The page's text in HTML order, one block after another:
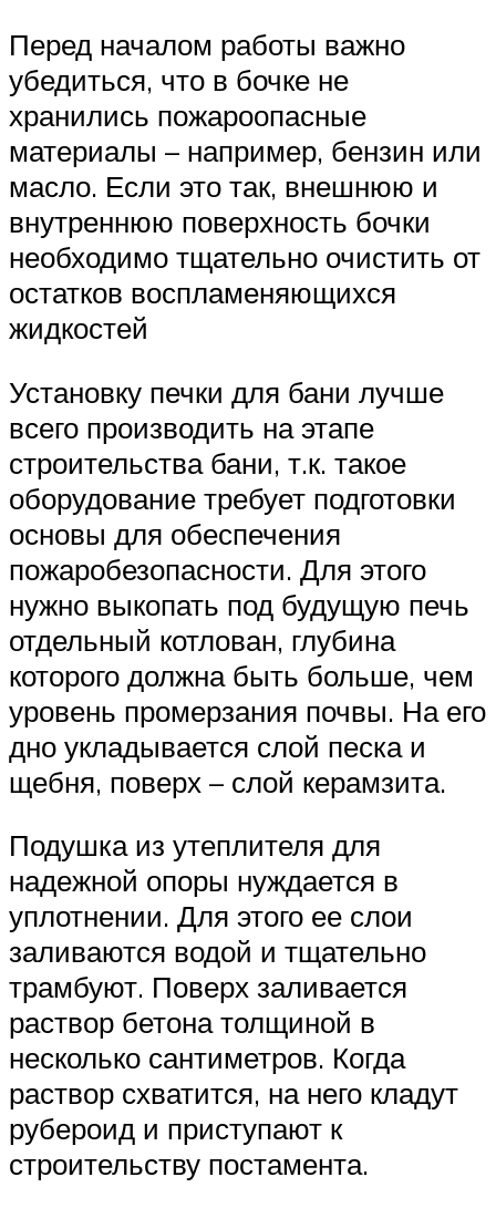
Перед началом работы важно
убедиться, что в бочке не
хранились пожароопасные
материалы – например, бензин или
масло. Если это так, внешнюю и
внутреннюю поверхность бочки
необходимо тщательно очистить от
остатков воспламеняющихся
жидкостей
Установку печки для бани лучше
всего производить на этапе
строительства бани, т.к. такое
оборудование требует подготовки
основы для обеспечения
пожаробезопасности. Для этого
нужно выкопать под будущую печь
отдельный котлован, глубина
которого должна быть больше, чем
уровень промерзания почвы. На его
дно укладывается слой песка и
щебня, поверх – слой керамзита.
Подушка из утеплителя для
надежной опоры нуждается в
уплотнении. Для этого ее слои
заливаются водой и тщательно
трамбуют. Поверх заливается
раствор бетона толщиной в
несколько сантиметров. Когда
раствор схватится, на него кладут
рубероид и приступают к
строительству постамента.